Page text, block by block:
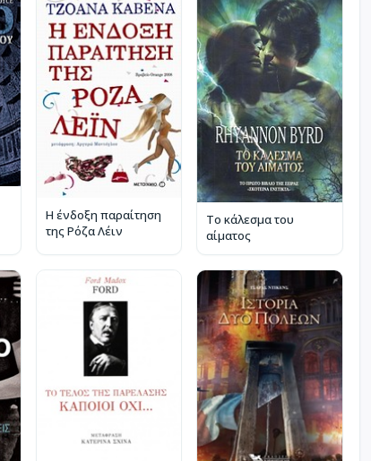
Η ένδοξη παραίτηση
της Ρόζα Λέιν
Το κάλεσμα του
αίματος